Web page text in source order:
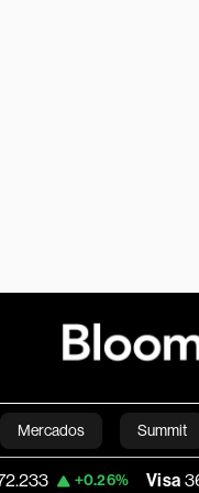
Mercados Summit
Economía
+0.26% Visa 368.91